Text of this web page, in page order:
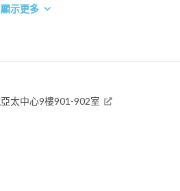
科)
顯示更多
太中心9樓901-902室